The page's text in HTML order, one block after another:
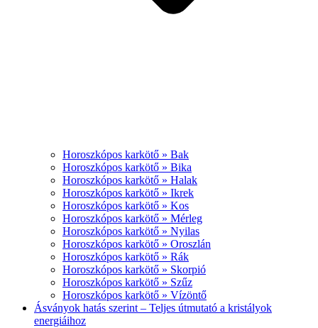
Horoszkópos karkötő » Bak
Horoszkópos karkötő » Bika
Horoszkópos karkötő » Halak
Horoszkópos karkötő » Ikrek
Horoszkópos karkötő » Kos
Horoszkópos karkötő » Mérleg
Horoszkópos karkötő » Nyilas
Horoszkópos karkötő » Oroszlán
Horoszkópos karkötő » Rák
Horoszkópos karkötő » Skorpió
Horoszkópos karkötő » Szűz
Horoszkópos karkötő » Vízöntő
Ásványok hatás szerint – Teljes útmutató a kristályok
energiáihoz